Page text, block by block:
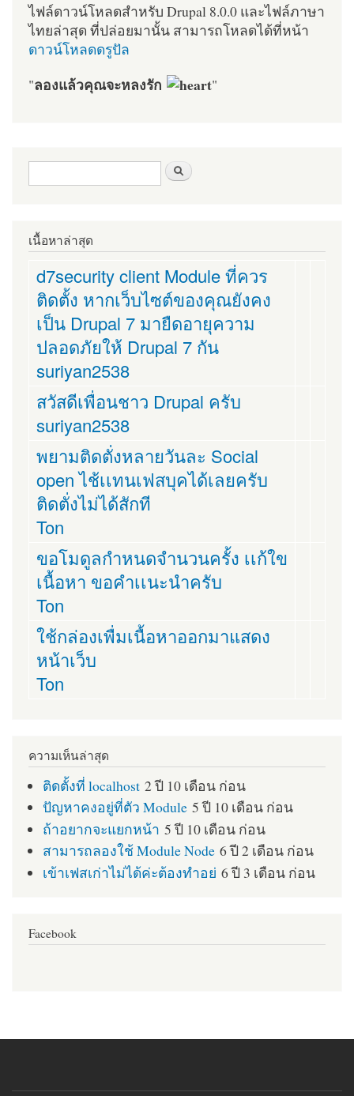
ไฟล์ดาวน์โหลดสำหรับ Drupal 8.0.0 และไฟล์ภาษา
ไทยล่าสุด ที่ปล่อยมานั้น สามารถโหลดได้ที่หน้า
ดาวน์โหลดดรูปัล
"ลองแล้วคุณจะหลงรัก "
ฟอร์มค้นหา
เนื้อหาล่าสุด
d7security client Module ที่ควร
ติดตั้ง หากเว็บไซต์ของคุณยังคง
เป็น Drupal 7 มายืดอายุความ
ปลอดภัยให้ Drupal 7 กัน
suriyan2538
สวัสดีเพื่อนชาว Drupal ครับ
suriyan2538
พยามติดตั่งหลายวันละ Social
open ไช้เเทนเฟสบุคได้เลยครับ
ติดตั่งไม่ได้สักที
Ton
ขอโมดูลกำหนดจำนวนครั้ง เเก้ใข
เนื้อหา ขอคำเเนะนำครับ
Ton
ใช้กล่องเพื่มเนื้อหาออกมาแสดง
หน้าเว็บ
Ton
ความเห็นล่าสุด
ติดตั้งที่ localhost 2 ปี 10 เดือน ก่อน
ปัญหาคงอยู่ที่ตัว Module 5 ปี 10 เดือน ก่อน
ถ้าอยากจะแยกหน้า 5 ปี 10 เดือน ก่อน
สามารถลองใช้ Module Node 6 ปี 2 เดือน ก่อน
เข้าเฟสเก่าไม่ได้ค่ะต้องทำอย่ 6 ปี 3 เดือน ก่อน
Facebook